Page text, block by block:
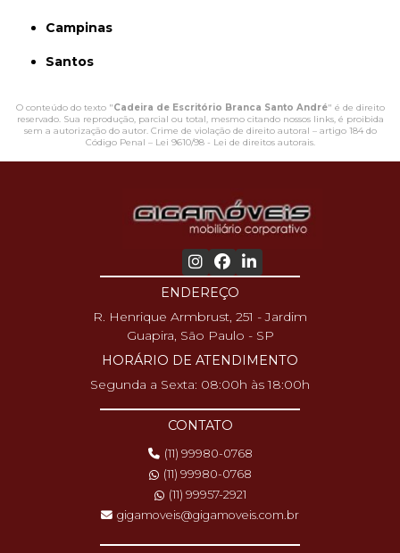
Campinas
Santos
O conteúdo do texto "Cadeira de Escritório Branca Santo André" é de direito
reservado. Sua reprodução, parcial ou total, mesmo citando nossos links, é proibida
sem a autorização do autor. Crime de violação de direito autoral – artigo 184 do
Código Penal – Lei 9610/98 - Lei de direitos autorais.
ENDEREÇO
R. Henrique Armbrust, 251 - Jardim
Guapira, São Paulo - SP
HORÁRIO DE ATENDIMENTO
Segunda a Sexta: 08:00h às 18:00h
CONTATO
(11) 99980-0768
(11) 99980-0768
(11) 99957-2921
gigamoveis@gigamoveis.com.br